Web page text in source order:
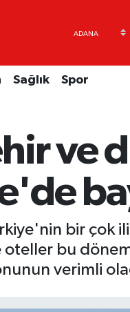
Sağlık Spor
ve
bir çok
oteller bu
verimli